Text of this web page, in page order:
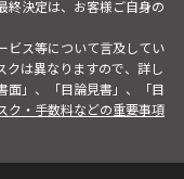
終決定は、お客様ご自身の
ビス等について言及してい
クは異なりますので、詳し
面」、「目論見書」、「目
ク・手数料などの重要事項